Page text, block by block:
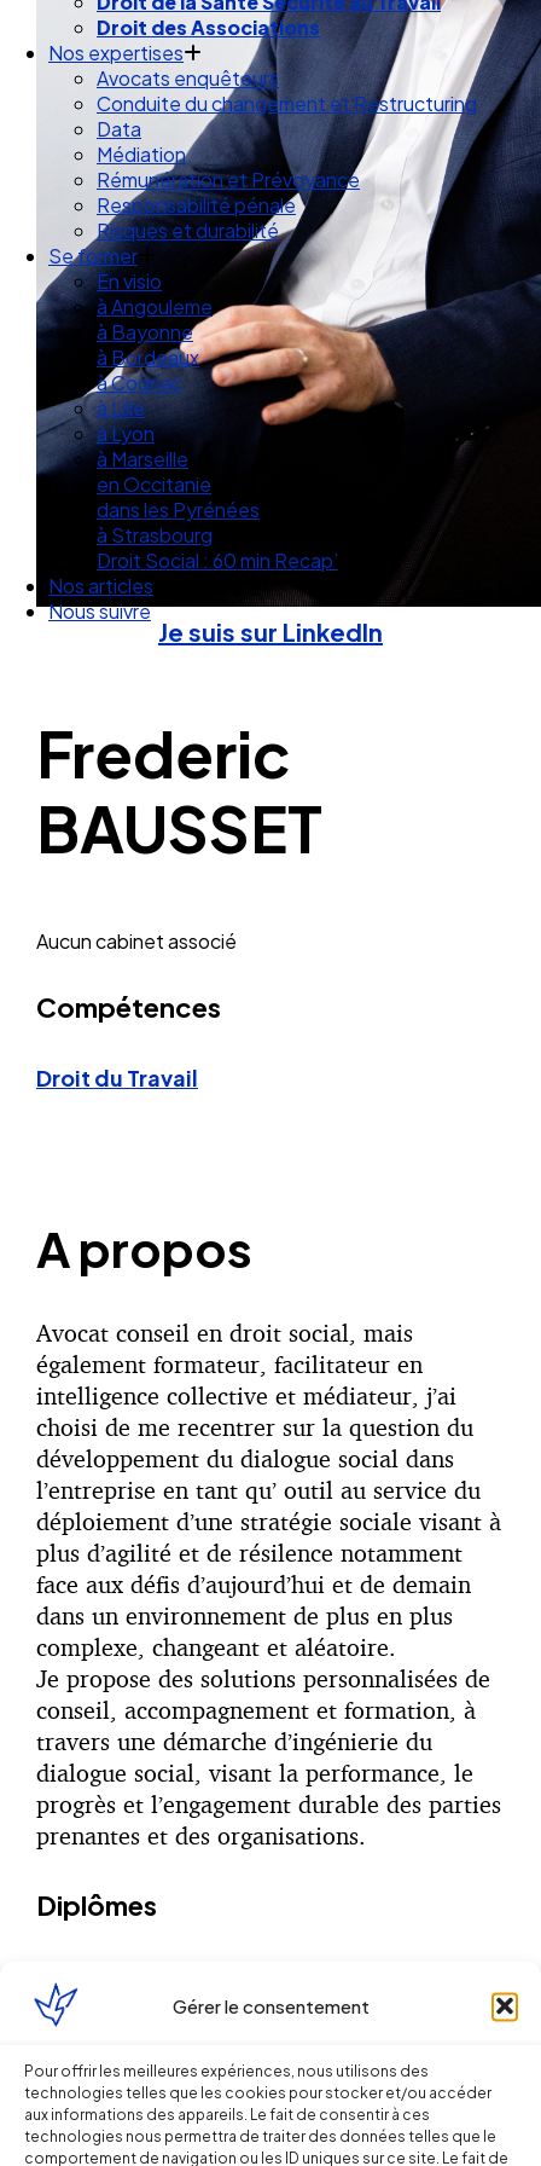
Gérer le consentement
Pour offrir les meilleures expériences, nous utilisons des
technologies telles que les cookies pour stocker et/ou accéder
aux informations des appareils. Le fait de consentir à ces
technologies nous permettra de traiter des données telles que le
comportement de navigation ou les ID uniques sur ce site. Le fait de
Droit des Associations
Nos expertises
Avocats enquêteurs
Conduite du changement et Restructuring
Data
Médiation
Rémunération et Prévoyance
Responsabilité pénale
Risques et durabilité
Se former
En visio
à Angouleme
à Bayonne
à Bordeaux
à Cognac
à Lille
à Lyon
à Marseille
en Occitanie
dans les Pyrénées
à Strasbourg
Droit Social : 60 min Recap’
Nos articles
Nous suivre
Je suis sur LinkedIn
Frederic
BAUSSET
Aucun cabinet associé
Compétences
Droit du Travail
A propos
Avocat conseil en droit social, mais
également formateur, facilitateur en
intelligence collective et médiateur, j’ai
choisi de me recentrer sur la question du
développement du dialogue social dans
l’entreprise en tant qu’ outil au service du
déploiement d’une stratégie sociale visant à
plus d’agilité et de résilence notamment
face aux défis d’aujourd’hui et de demain
dans un environnement de plus en plus
complexe, changeant et aléatoire.
Je propose des solutions personnalisées de
conseil, accompagnement et formation, à
travers une démarche d’ingénierie du
dialogue social, visant la performance, le
progrès et l’engagement durable des parties
prenantes et des organisations.
Diplômes
DJCE certificat droit social 1994
Certificat d'Aptitude à la Profession
d'Avocat - CAPA 1996
DU Médiation à l' IFOMEN (Institut